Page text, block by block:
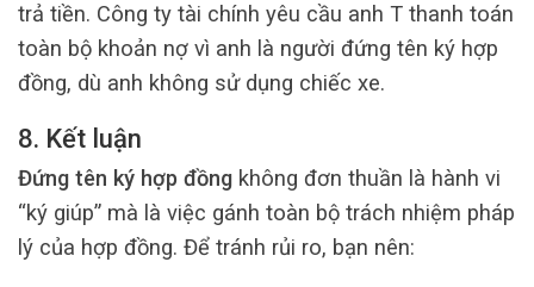
trả tiền. Công ty tài chính yêu cầu anh T thanh toán
toàn bộ khoản nợ vì anh là người đứng tên ký hợp
đồng, dù anh không sử dụng chiếc xe.
8. Kết luận
Đứng tên ký hợp đồng không đơn thuần là hành vi
“ký giúp” mà là việc gánh toàn bộ trách nhiệm pháp
lý của hợp đồng. Để tránh rủi ro, bạn nên: